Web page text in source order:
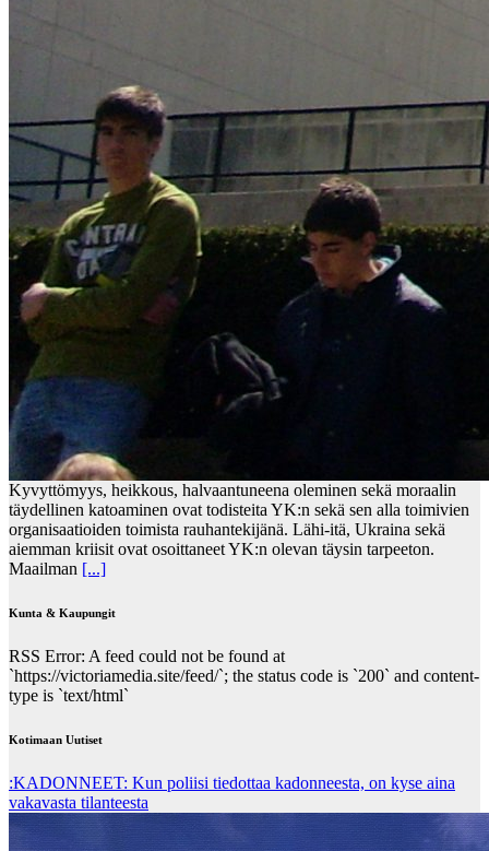
Kyvyttömyys, heikkous, halvaantuneena oleminen sekä moraalin
täydellinen katoaminen ovat todisteita YK:n sekä sen alla toimivien
organisaatioiden toimista rauhantekijänä. Lähi-itä, Ukraina sekä
aiemman kriisit ovat osoittaneet YK:n olevan täysin tarpeeton.
Maailman [...]
Kunta & Kaupungit
RSS Error: A feed could not be found at
`https://victoriamedia.site/feed/`; the status code is `200` and content-
type is `text/html`
Kotimaan Uutiset
:KADONNEET: Kun poliisi tiedottaa kadonneesta, on kyse aina
vakavasta tilanteesta